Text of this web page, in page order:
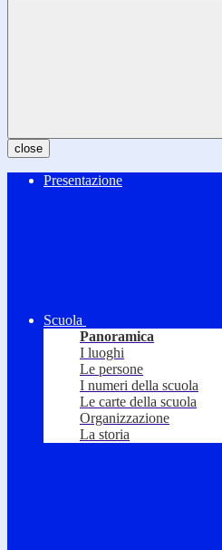
close
Presentazione
Scuola
Panoramica
I luoghi
Le persone
I numeri della scuola
Le carte della scuola
Organizzazione
La storia